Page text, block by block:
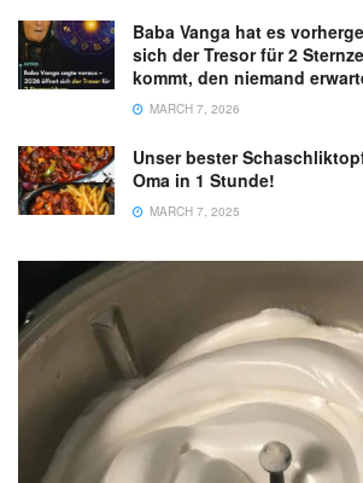
Baba Vanga hat es
sich der Tresor für 2
kommt, den niemand
MARCH 7, 2026
Unser bester
Oma in 1 Stunde!
MARCH 7, 2025